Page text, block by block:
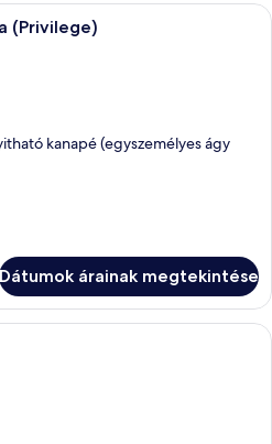
Egy kis, rendezett hálószoba,
(Privilege)
kanapé (egyszemélyes ágy
Dátumok árainak megtekintése
Egy modern szállodai szoba,